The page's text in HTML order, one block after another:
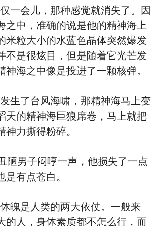
会儿，那种感觉就消失了。因
之中，准确的说是他的精神海上
米粒大小的水蓝色晶体突然爆发
不是很炫目，但是随着它光芒发
神海之中像是投进了一颗核弹。
了台风海啸，那精神海马上变
天的精神海巨狼席卷，马上就把
神力撕得粉碎。
子闷哼一声，他损失了一点
有点苍白。
是人类的两大依仗。一般来
的人，身体素质都不怎么行，而